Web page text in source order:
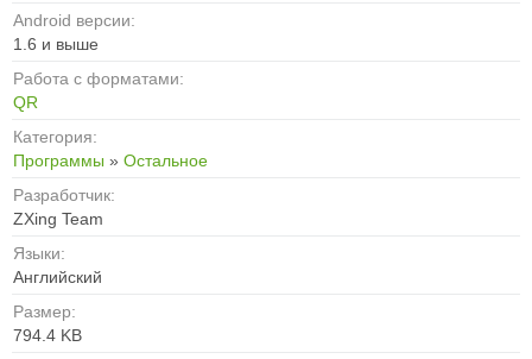
Android версии:
1.6 и выше
Работа с форматами:
QR
Категория:
Программы » Остальное
Разработчик:
ZXing Team
Языки:
Английский
Размер:
794.4 KB